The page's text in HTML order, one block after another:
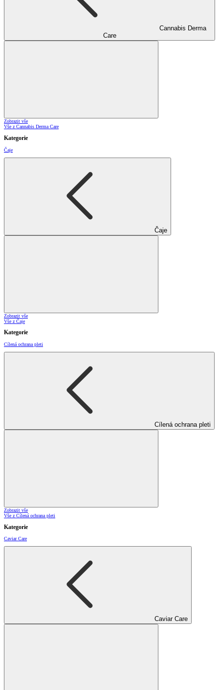
Cannabis Derma
Care
Zobrazit vše
Vše z Cannabis Derma Care
Kategorie
Čaje
Čaje
Zobrazit vše
Vše z Čaje
Kategorie
Cílená ochrana pleti
Cílená ochrana pleti
Zobrazit vše
Vše z Cílená ochrana pleti
Kategorie
Caviar Care
Caviar Care